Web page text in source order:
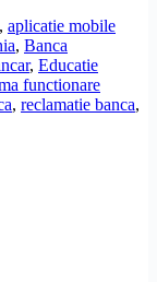
, aplicatie mobile
, Banca
, Educatie
functionare
, reclamatie banca,